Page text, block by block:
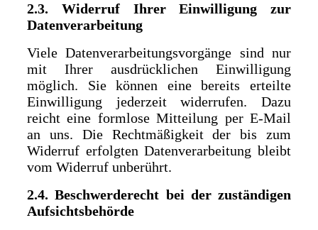
2.3. Widerruf Ihrer Einwilligung zur
Datenverarbeitung
Viele Datenverarbeitungsvorgänge sind nur
mit Ihrer ausdrücklichen Einwilligung
möglich. Sie können eine bereits erteilte
Einwilligung jederzeit widerrufen. Dazu
reicht eine formlose Mitteilung per E-Mail
an uns. Die Rechtmäßigkeit der bis zum
Widerruf erfolgten Datenverarbeitung bleibt
vom Widerruf unberührt.
2.4. Beschwerderecht bei der zuständigen
Aufsichtsbehörde